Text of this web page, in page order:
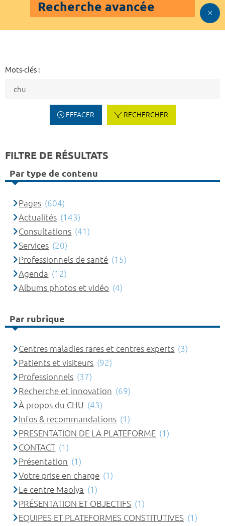
Recherche avancée
Mots-clés :
EFFACER RECHERCHER
FILTRE DE RÉSULTATS
Par type de contenu
Pages (604)
Actualités (143)
Consultations (41)
Services (20)
Professionnels de santé (15)
Agenda (12)
Albums photos et vidéo (4)
Par rubrique
Centres maladies rares et centres experts (3)
Patients et visiteurs (92)
Professionnels (37)
Recherche et innovation (69)
À propos du CHU (43)
Infos & recommandations (1)
PRESENTATION DE LA PLATEFORME (1)
CONTACT (1)
Présentation (1)
Votre prise en charge (1)
Le centre Maolya (1)
PRÉSENTATION ET OBJECTIFS (1)
EQUIPES ET PLATEFORMES CONSTITUTIVES (1)